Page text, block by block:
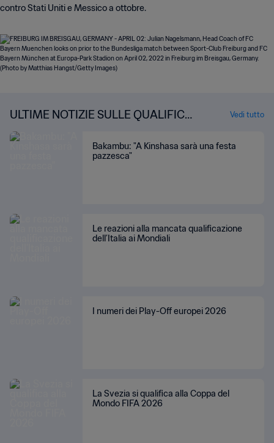
contro Stati Uniti e Messico a ottobre.
ULTIME NOTIZIE SULLE QUALIFICA
ZIONI
Vedi tutto
Bakambu: "A Kinshasa sarà una festa
pazzesca"
Le reazioni alla mancata qualificazione
dell’Italia ai Mondiali
I numeri dei Play-Off europei 2026
La Svezia si qualifica alla Coppa del
Mondo FIFA 2026